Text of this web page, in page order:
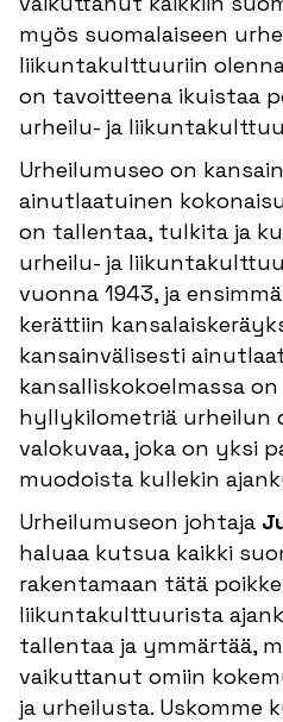
myös suomalaiseen
liikuntakulttuuriin
on tavoitteena ikuistaa
urheilu- ja
Urheilumuseo on
ainutlaatuinen
on tallentaa, tulkita ja
urheilu- ja
vuonna 1943, ja
kerättiin
kansainvälisesti
kansalliskokoelmassa
hyllykilometriä urheilun
valokuvaa, joka on yksi
muodoista kullekin
Urheilumuseon johtaja
haluaa kutsua kaikki
rakentamaan tätä
liikuntakulttuurista
tallentaa ja ymmärtää,
vaikuttanut omiin
ja urheilusta. Uskomme